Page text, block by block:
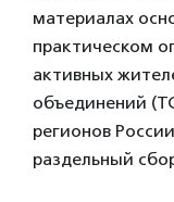
материалах
практическом
активных
объединений
регионов
раздельный